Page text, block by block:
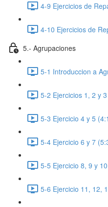
4-9 Ejercicios de
4-10 Ejercicios de
5.- Agrupaciones
5-1 Introduccion a
5-2 Ejercicios 1, 2 y
5-3 Ejercicio 4 y 5
5-4 Ejercicio 6 y 7
5-5 Ejercicio 8, 9 y
5-6 Ejercicio 11, 12,